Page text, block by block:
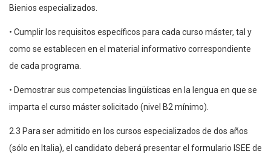
Bienios especializados.
• Cumplir los requisitos específicos para cada curso máster, tal y
como se establecen en el material informativo correspondiente
de cada programa.
• Demostrar sus competencias lingüísticas en la lengua en que se
imparta el curso máster solicitado (nivel B2 mínimo).
2.3 Para ser admitido en los cursos especializados de dos años
(sólo en Italia), el candidato deberá presentar el formulario ISEE de